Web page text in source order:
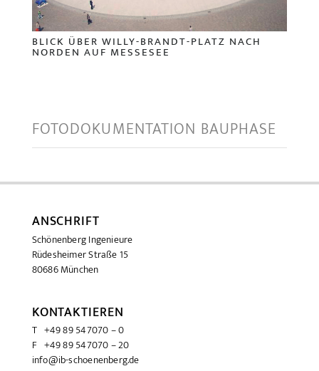
BLICK ÜBER WILLY-BRANDT-PLATZ NACH
NORDEN AUF MESSESEE
FOTODOKUMENTATION BAUPHASE
ANSCHRIFT
Schönenberg Ingenieure
Rüdesheimer Straße 15
80686 München
KONTAKTIEREN
T +49 89 547070 – 0
F +49 89 547070 – 20
info@ib-schoenenberg.de